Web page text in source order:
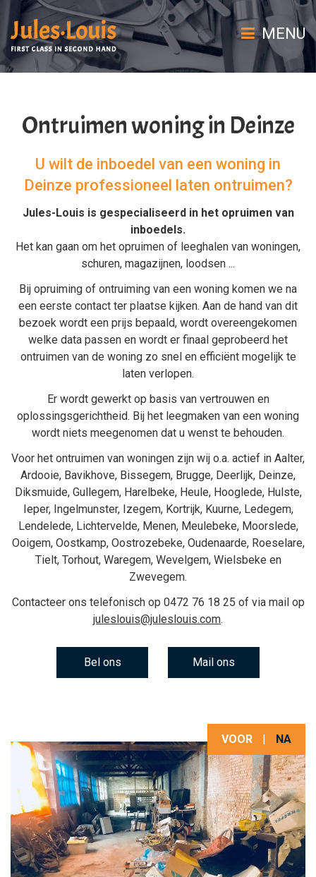
MENU
Ontruimen woning in Deinze
U wilt de inboedel van een woning in
Deinze professioneel laten ontruimen?
Jules-Louis is gespecialiseerd in het opruimen van
inboedels.
Het kan gaan om het opruimen of leeghalen van woningen,
schuren, magazijnen, loodsen ...
Bij opruiming of ontruiming van een woning komen we na
een eerste contact ter plaatse kijken. Aan de hand van dit
bezoek wordt een prijs bepaald, wordt overeengekomen
welke data passen en wordt er finaal geprobeerd het
ontruimen van de woning zo snel en efficiënt mogelijk te
laten verlopen.
Er wordt gewerkt op basis van vertrouwen en
oplossingsgerichtheid. Bij het leegmaken van een woning
wordt niets meegenomen dat u wenst te behouden.
Voor het ontruimen van woningen zijn wij o.a. actief in Aalter,
Ardooie, Bavikhove, Bissegem, Brugge, Deerlijk, Deinze,
Diksmuide, Gullegem, Harelbeke, Heule, Hooglede, Hulste,
Ieper, Ingelmunster, Izegem, Kortrijk, Kuurne, Ledegem,
Lendelede, Lichtervelde, Menen, Meulebeke, Moorslede,
Ooigem, Oostkamp, Oostrozebeke, Oudenaarde, Roeselare,
Tielt, Torhout, Waregem, Wevelgem, Wielsbeke en
Zwevegem.
Contacteer ons telefonisch op 0472 76 18 25 of via mail op
juleslouis@juleslouis.com.
Bel ons Mail ons
VOOR | NA